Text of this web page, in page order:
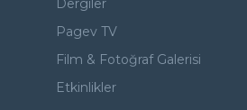
Dergiler
Pagev TV
Film & Fotoğraf Galerisi
Etkinlikler